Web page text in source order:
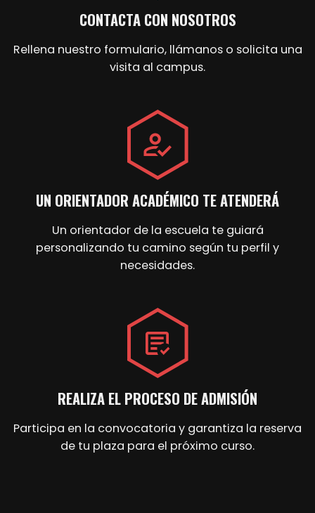
CONTACTA CON NOSOTROS
Rellena nuestro formulario, llámanos o solicita una
visita al campus.
UN ORIENTADOR ACADÉMICO TE ATENDERÁ
Un orientador de la escuela te guiará
personalizando tu camino según tu perfil y
necesidades.
REALIZA EL PROCESO DE ADMISIÓN
Participa en la convocatoria y garantiza la reserva
de tu plaza para el próximo curso.